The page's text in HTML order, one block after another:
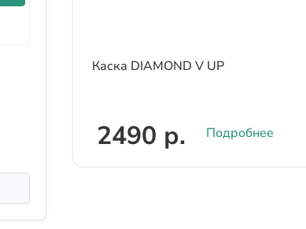
Каска DIAMOND V UP
2490 р. Подробнее